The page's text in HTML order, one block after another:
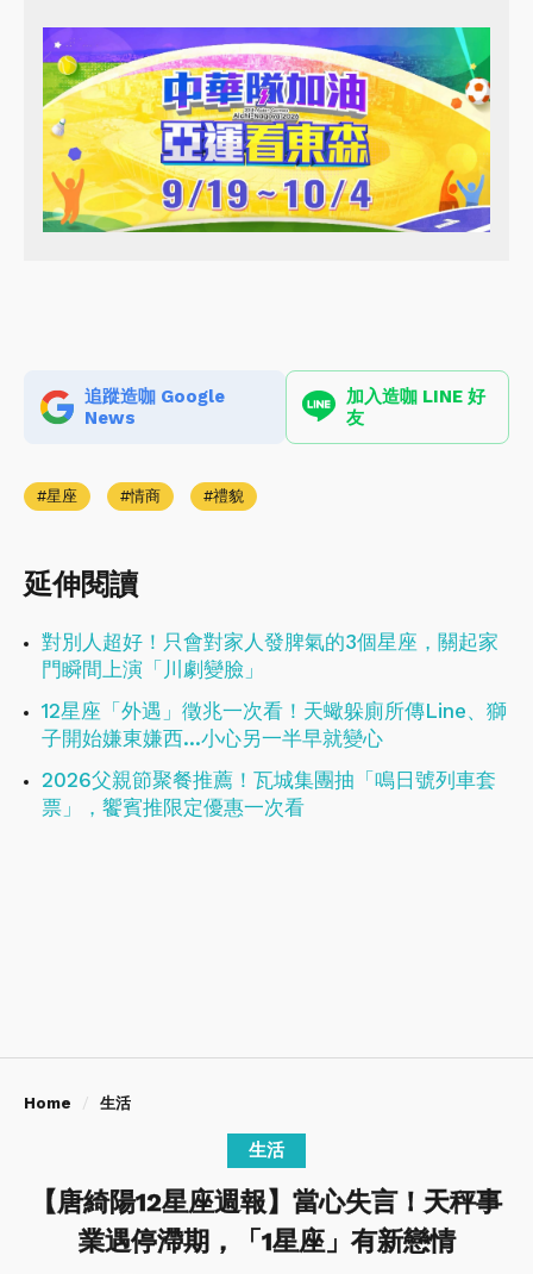
追蹤造咖 Google
News
加入造咖 LINE 好
友
星座 情商 禮貌
延伸閱讀
對別人超好！只會對家人發脾氣的3個星座，關起家
門瞬間上演「川劇變臉」
12星座「外遇」徵兆一次看！天蠍躲廁所傳Line、獅
子開始嫌東嫌西...小心另一半早就變心
2026父親節聚餐推薦！瓦城集團抽「鳴日號列車套
票」，饗賓推限定優惠一次看
Home 生活
生活
【唐綺陽12星座週報】當心失言！天秤事
業遇停滯期，「1星座」有新戀情